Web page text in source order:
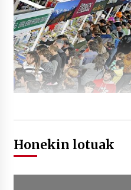
Honekin lotuak